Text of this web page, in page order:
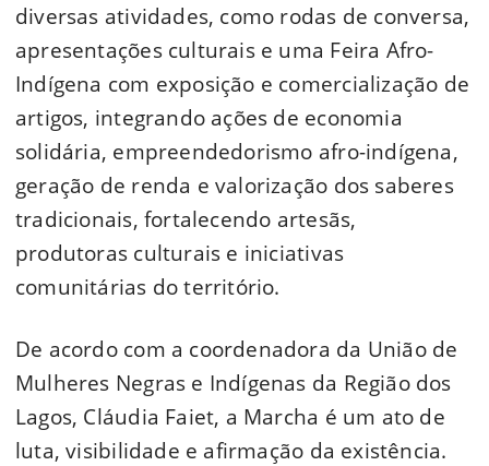
diversas atividades, como rodas de conversa,
apresentações culturais e uma Feira Afro-
Indígena com exposição e comercialização de
artigos, integrando ações de economia
solidária, empreendedorismo afro-indígena,
geração de renda e valorização dos saberes
tradicionais, fortalecendo artesãs,
produtoras culturais e iniciativas
comunitárias do território.
De acordo com a coordenadora da União de
Mulheres Negras e Indígenas da Região dos
Lagos, Cláudia Faiet, a Marcha é um ato de
luta, visibilidade e afirmação da existência.